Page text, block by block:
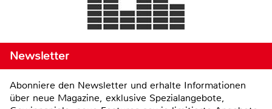
Newsletter
Abonniere den Newsletter und erhalte Informationen
über neue Magazine, exklusive Spezialangebote,